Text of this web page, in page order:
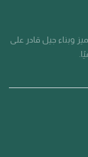
وبناء جيل قادر على